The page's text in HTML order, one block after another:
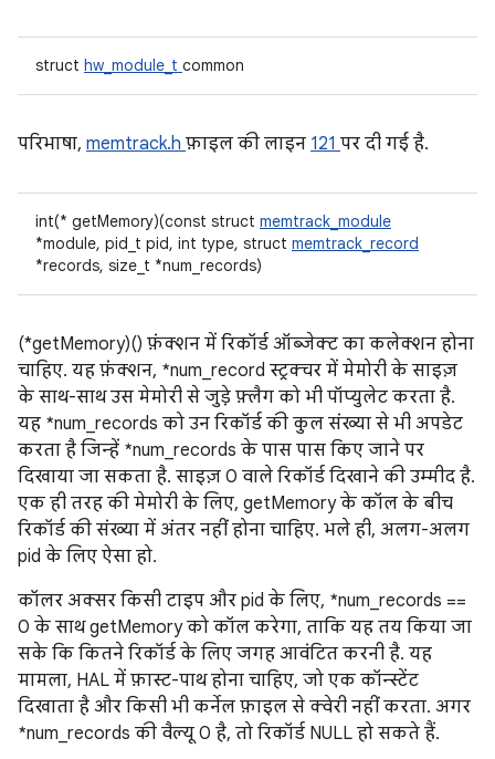
struct hw_module_t common
परिभाषा, memtrack.h फ़ाइल की लाइन 121 पर दी गई है.
int(* getMemory)(const struct memtrack_module
*module, pid_t pid, int type, struct memtrack_record
*records, size_t *num_records)
(*getMemory)() फ़ंक्शन में रिकॉर्ड ऑब्जेक्ट का कलेक्शन होना
चाहिए. यह फ़ंक्शन, *num_record स्ट्रक्चर में मेमोरी के साइज़
के साथ-साथ उस मेमोरी से जुड़े फ़्लैग को भी पॉप्युलेट करता है.
यह *num_records को उन रिकॉर्ड की कुल संख्या से भी अपडेट
करता है जिन्हें *num_records के पास पास किए जाने पर
दिखाया जा सकता है. साइज़ 0 वाले रिकॉर्ड दिखाने की उम्मीद है.
एक ही तरह की मेमोरी के लिए, getMemory के कॉल के बीच
रिकॉर्ड की संख्या में अंतर नहीं होना चाहिए. भले ही, अलग-अलग
pid के लिए ऐसा हो.
कॉलर अक्सर किसी टाइप और pid के लिए, *num_records ==
0 के साथ getMemory को कॉल करेगा, ताकि यह तय किया जा
सके कि कितने रिकॉर्ड के लिए जगह आवंटित करनी है. यह
मामला, HAL में फ़ास्ट-पाथ होना चाहिए, जो एक कॉन्स्टेंट
दिखाता है और किसी भी कर्नेल फ़ाइल से क्वेरी नहीं करता. अगर
*num_records की वैल्यू 0 है, तो रिकॉर्ड NULL हो सकते हैं.